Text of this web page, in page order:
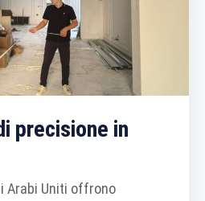
precisione in
Arabi Uniti offrono